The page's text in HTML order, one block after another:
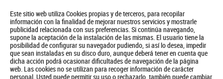
Este sitio web utiliza Cookies propias y de terceros, para recopilar
información con la finalidad de mejorar nuestros servicios y mostrarle
publicidad relacionada con sus preferencias. Si continúa navegando,
supone la aceptación de la instalación de las mismas. El usuario tiene la
posibilidad de configurar su navegador pudiendo, si así lo desea, impedir
que sean instaladas en su disco duro, aunque deberá tener en cuenta que
dicha acción podrá ocasionar dificultades de navegación de la página
web. Las cookies no se utilizan para recoger información de carácter
personal. Usted puede permitir su uso o rechazarlo, también puede cambiar
Quiénes somos Turismo Política de Privacidad Aviso Legal
Política de Cookies